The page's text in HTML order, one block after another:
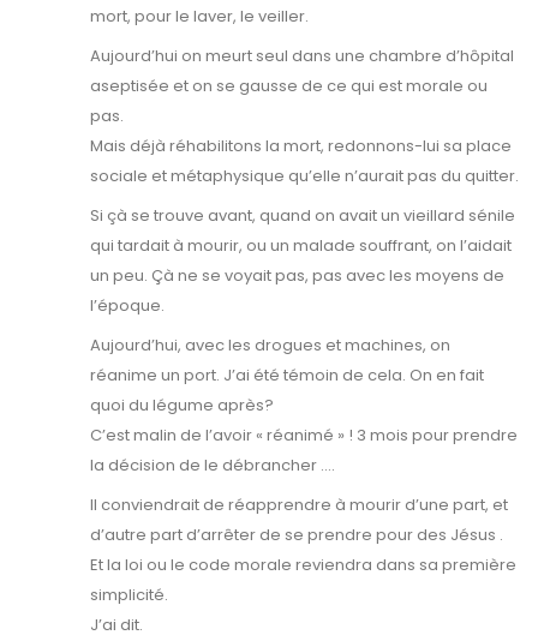
mort, pour le laver, le veiller.
Aujourd’hui on meurt seul dans une chambre d’hôpital
aseptisée et on se gausse de ce qui est morale ou
pas.
Mais déjà réhabilitons la mort, redonnons-lui sa place
sociale et métaphysique qu’elle n’aurait pas du quitter.
Si çà se trouve avant, quand on avait un vieillard sénile
qui tardait à mourir, ou un malade souffrant, on l’aidait
un peu. Çà ne se voyait pas, pas avec les moyens de
l’époque.
Aujourd’hui, avec les drogues et machines, on
réanime un port. J’ai été témoin de cela. On en fait
quoi du légume après?
C’est malin de l’avoir « réanimé » ! 3 mois pour prendre
la décision de le débrancher ….
Il conviendrait de réapprendre à mourir d’une part, et
d’autre part d’arrêter de se prendre pour des Jésus .
Et la loi ou le code morale reviendra dans sa première
simplicité.
J’ai dit.